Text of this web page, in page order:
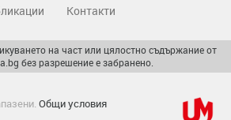
Контакти
на част или цялостно съдържание от
без разрешение е забранено.
Общи условия